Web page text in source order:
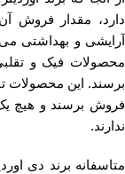
دارد، مقدار فروش
آرایشی و بهداشتی
محصولات فیک و
برسند. این محصولات
فروش برسند و هیچ
ندارند.
متاسفانه برند دی